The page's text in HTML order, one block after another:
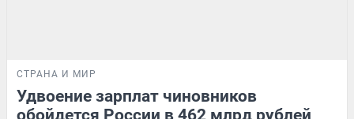
СТРАНА И МИР
Удвоение зарплат чиновников
обойдется России в 462 млрд рублей